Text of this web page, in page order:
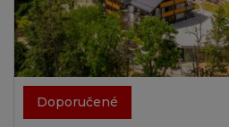
Doporučené